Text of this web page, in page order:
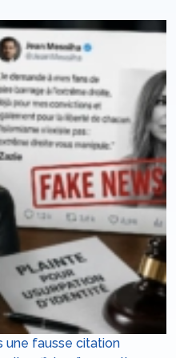
une fausse citation